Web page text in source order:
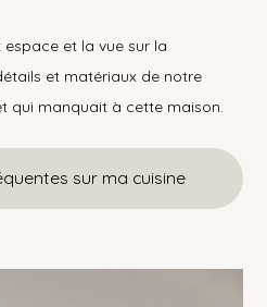
et la vue sur la
et matériaux de notre
qui manquait à cette maison.
sur ma cuisine